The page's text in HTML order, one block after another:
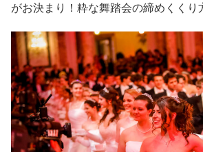
がお決まり！粋な舞踏会の締めくくり